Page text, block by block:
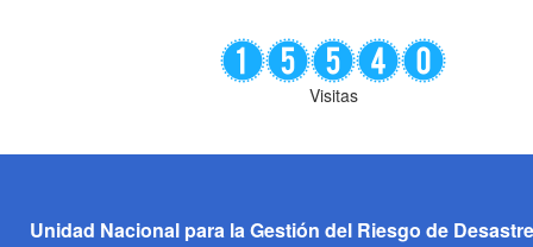
Visitas
Unidad Nacional para la Gestión del Riesgo de